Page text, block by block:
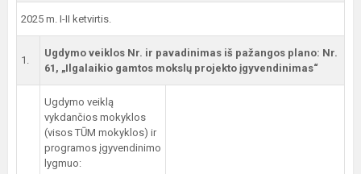
2025 m. I-II ketvirtis.
1.
Ugdymo veiklos Nr. ir pavadinimas iš pažangos plano: Nr.
61, „Ilgalaikio gamtos mokslų projekto įgyvendinimas“
Ugdymo veiklą
vykdančios mokyklos
(visos TŪM mokyklos) ir
programos įgyvendinimo
lygmuo: